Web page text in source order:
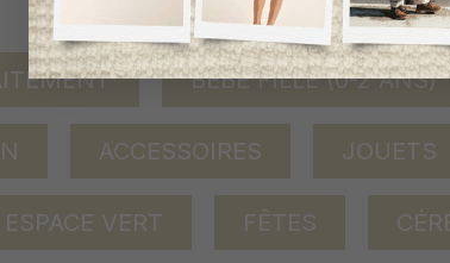
BÉBÉ FILLE (0-2 ANS)
ACCESSOIRES JOUETS
ESPACE VERT FÊTES